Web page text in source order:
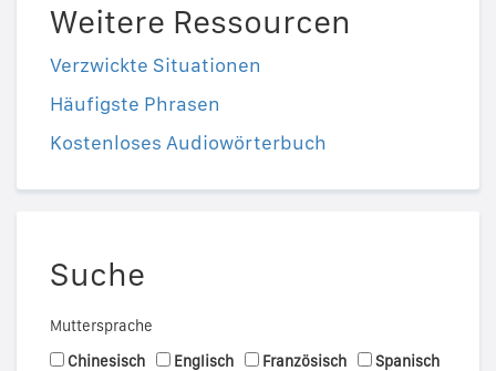
Weitere Ressourcen
Verzwickte Situationen
Häufigste Phrasen
Kostenloses Audiowörterbuch
Suche
Muttersprache
Chinesisch
Englisch Französisch
Spanisch